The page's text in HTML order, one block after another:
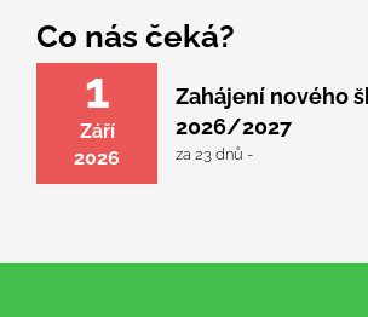
Co nás čeká?
1
Září
2026
Zahájení nového
2026/2027
za 23 dnů -